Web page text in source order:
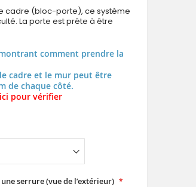
cadre (bloc-porte), ce système
La porte est prête à être
comment prendre la
cadre et le mur peut être
de chaque côté.
pour vérifier
serrure (vue de l’extérieur)